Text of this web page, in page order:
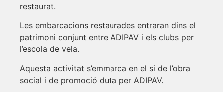
restaurat.
Les embarcacions restaurades entraran dins el
patrimoni conjunt entre ADIPAV i els clubs per
l’escola de vela.
Aquesta activitat s’emmarca en el si de l’obra
social i de promoció duta per ADIPAV.